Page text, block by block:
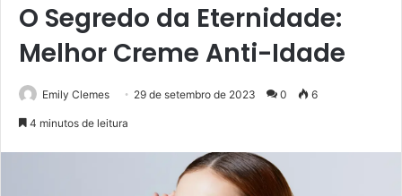
O Segredo da Eternidade:
Melhor Creme Anti-Idade
Emily Clemes 29 de setembro de 2023 0 6
4 minutos de leitura